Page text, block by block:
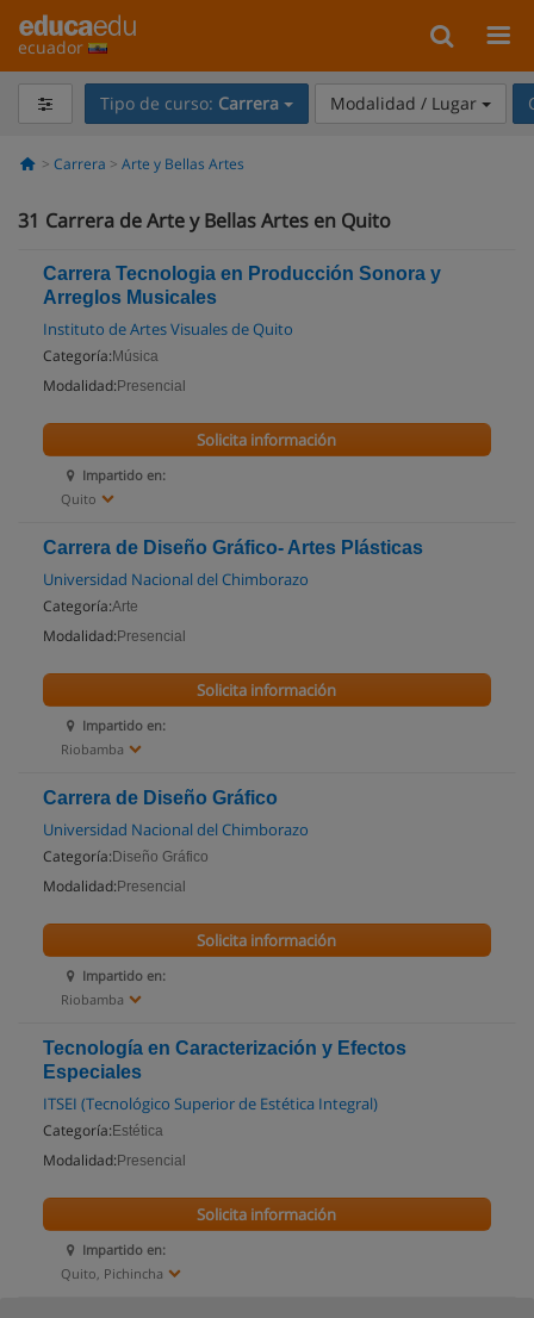
ecuador
Tipo de curso: Carrera Modalidad / Lugar
Carrera Arte y Bellas Artes
31 Carrera de Arte y Bellas Artes en Quito
Carrera Tecnologia en Producción Sonora y
Arreglos Musicales
Instituto de Artes Visuales de Quito
Categoría: Música
Modalidad: Presencial
Impartido en:
Quito
Solicita información
Carrera de Diseño Gráfico- Artes Plásticas
Universidad Nacional del Chimborazo
Categoría:Arte
Modalidad: Presencial
Impartido en:
Riobamba
Solicita información
Carrera de Diseño Gráfico
Universidad Nacional del Chimborazo
Categoría: Diseño Gráfico
Modalidad: Presencial
Impartido en:
Riobamba
Solicita información
Tecnología en Caracterización y Efectos
Especiales
ITSEI (Tecnológico Superior de Estética Integral)
Categoría: Estética
Modalidad: Presencial
Impartido en:
Quito, Pichincha
Solicita información